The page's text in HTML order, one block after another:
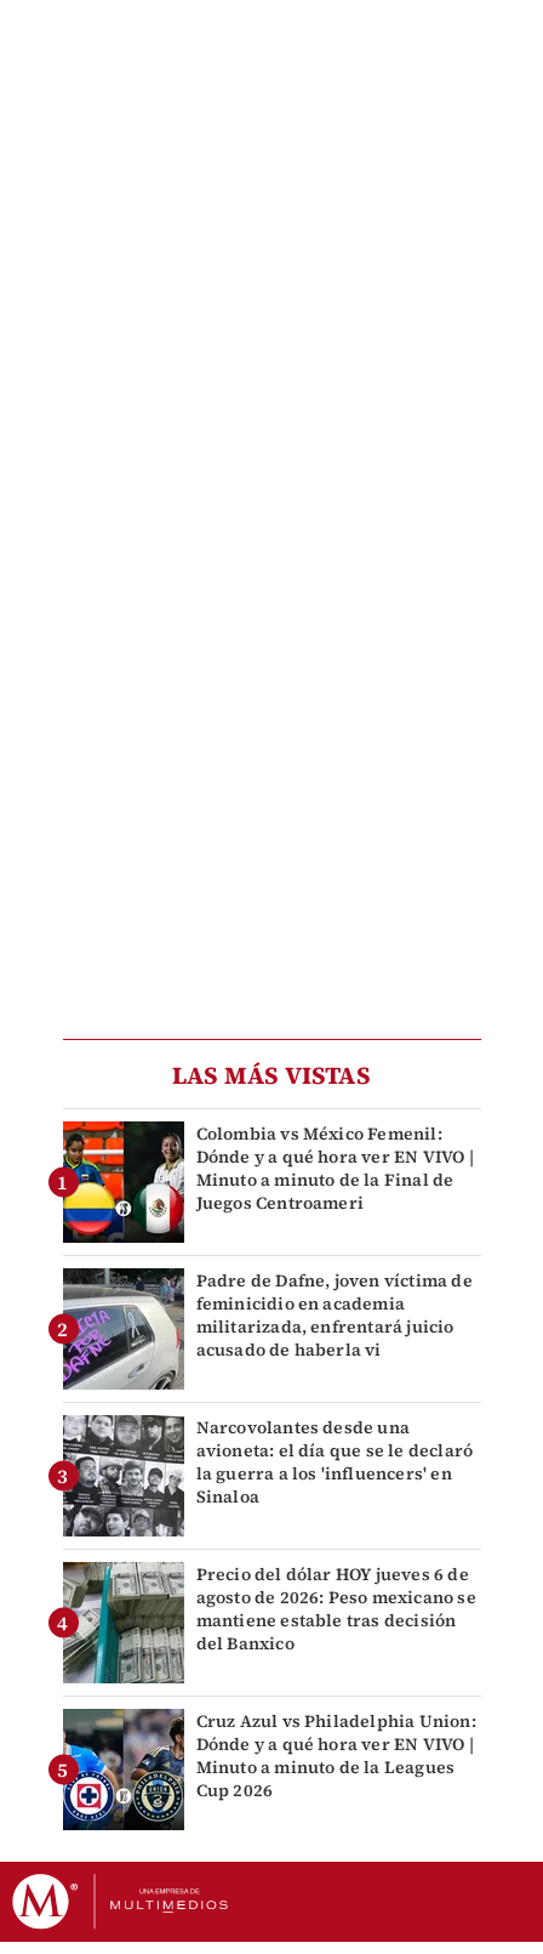
LAS MÁS VISTAS
Colombia vs México Femenil:
Dónde y a qué hora ver EN VIVO |
Minuto a minuto de la Final de
Juegos Centroameri
Padre de Dafne, joven víctima de
feminicidio en academia
militarizada, enfrentará juicio
acusado de haberla vi
Narcovolantes desde una
avioneta: el día que se le declaró
la guerra a los 'influencers' en
Sinaloa
Precio del dólar HOY jueves 6 de
agosto de 2026: Peso mexicano se
mantiene estable tras decisión
del Banxico
Cruz Azul vs Philadelphia Union:
Dónde y a qué hora ver EN VIVO |
Minuto a minuto de la Leagues
Cup 2026